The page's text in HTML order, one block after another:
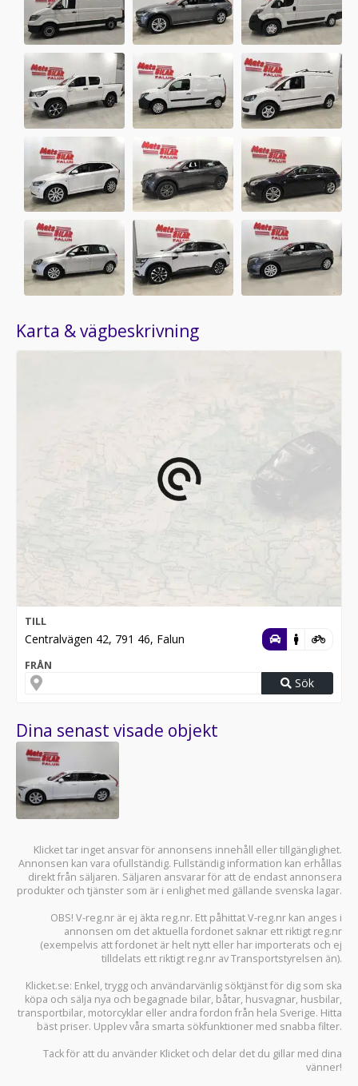
Karta & vägbeskrivning
TILL
Centralvägen 42, 791 46, Falun
FRÅN
Sök
Dina senast visade objekt
Klicket tar inget ansvar för annonsens innehåll eller tillgänglighet.
Annonsen kan vara ofullständig. Fullständig information kan erhållas
direkt från säljaren. Säljaren ansvarar för att de endast annonsera
produkter och tjänster som är i enlighet med gällande svenska lagar.
OBS! V-reg.nr är ej äkta reg.nr. Ett påhittat V-reg.nr kan anges i
annonsen om det aktuella fordonet saknar ett riktigt reg.nr
(exempelvis att fordonet är helt nytt eller har importerats och ej
tilldelats ett riktigt reg.nr av Transportstyrelsen än).
Klicket.se: Enkel, trygg och användarvänlig söktjänst för dig som ska
köpa och sälja nya och begagnade bilar, båtar, husvagnar, husbilar,
transportbilar, motorcyklar eller andra fordon från hela Sverige. Hitta
bäst priser. Upplev våra smarta sökfunktioner med snabba filter.
Tack för att du använder Klicket och delar det du gillar med dina
vänner!